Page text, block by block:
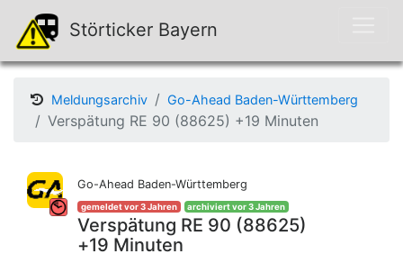
Störticker Bayern
Meldungsarchiv Go-Ahead Baden-Württemberg
Verspätung RE 90 (88625) +19 Minuten
Go-Ahead Baden-Württemberg
gemeldet vor 3 Jahren archiviert vor 3 Jahren
Verspätung RE 90 (88625)
+19 Minuten